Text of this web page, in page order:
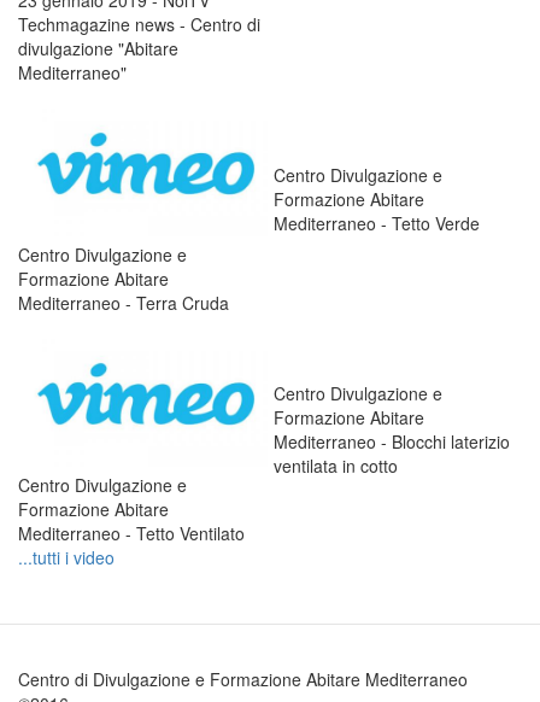
Techmagazine news - Centro di
divulgazione "Abitare
Mediterraneo"
Centro Divulgazione e
Formazione Abitare
Mediterraneo - Terra Cruda
Centro Divulgazione e
Formazione Abitare
Mediterraneo - Tetto Verde
Centro Divulgazione e
Formazione Abitare
Mediterraneo - Tetto Ventilato
Centro Divulgazione e
Formazione Abitare
Mediterraneo - Blocchi laterizio
ventilata in cotto
...tutti i video
Centro di Divulgazione e Formazione Abitare Mediterraneo